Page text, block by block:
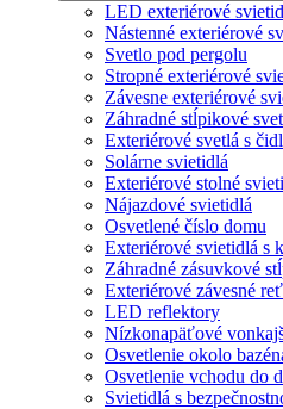
LED exteriérové
Nástenné exteriérové
Svetlo pod pergolu
Stropné exteriérové
Závesne exteriérové
Záhradné stĺpikové
Exteriérové svetlá s
Solárne svietidlá
Exteriérové stolné
Nájazdové svietidlá
Osvetlené číslo domu
Exteriérové svietidlá s
Záhradné zásuvkové
Exteriérové závesné
LED reflektory
Nízkonapäťové
Osvetlenie okolo
Osvetlenie vchodu do
Svietidlá s